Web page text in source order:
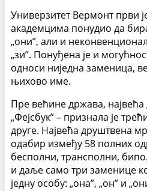
Универзитет Вермонт први
академцима понудио да
„они”, али и
„зи”. Понуђена је и
односи ниједна заменица,
њихово име.
Пре већине држава, највећа
„Фејсбук” – признала је
друге. Највећа друштвена
одабир између 58 полних
бесполни, трансполни,
и даље само три заменице
једну особу: „она”, „он” и